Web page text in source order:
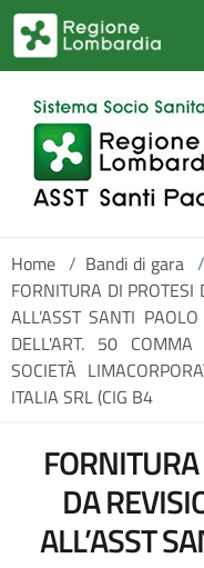
Salta al contenuto principale
Home / Bandi di gara /
FORNITURA DI PROTESI
ALL’ASST SANTI
DELL'ART. 50
SOCIETÀ
ITALIA SRL (CIG B4
DA
ALL’ASST